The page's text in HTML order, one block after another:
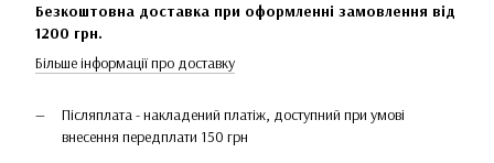
Безкоштовна доставка при оформленні замовлення від
1200 грн.
Більше інформації про доставку
Післяплата - накладений платіж, доступний при умові
внесення передплати 150 грн